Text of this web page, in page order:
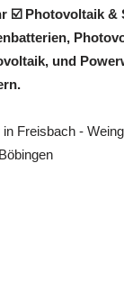
☑️ Photovoltaik &
und